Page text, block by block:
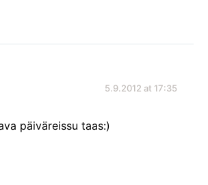
5.9.2012 at 17:35
päiväreissu taas:)